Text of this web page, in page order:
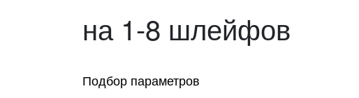
на 1-8 шлейфов
Подбор параметров